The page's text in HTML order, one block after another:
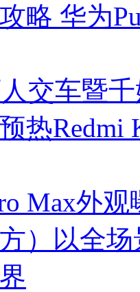
略 华为
交车暨
热Redmi
Max外
）以全